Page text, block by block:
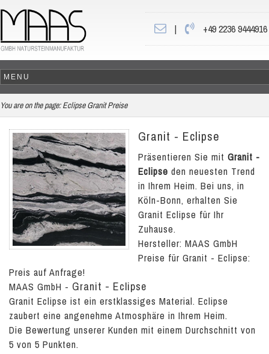
| +49 2236 9444916
You are on the page: Eclipse Granit Preise
Granit - Eclipse
Präsentieren Sie mit Granit -
Eclipse den neuesten Trend
in Ihrem Heim. Bei uns, in
Köln-Bonn, erhalten Sie
Granit Eclipse für Ihr
Zuhause.
Hersteller: MAAS GmbH
Preise für Granit - Eclipse:
Preis auf Anfrage!
MAAS GmbH - Granit - Eclipse
Granit Eclipse ist ein erstklassiges Material. Eclipse
zaubert eine angenehme Atmosphäre in Ihrem Heim.
Die Bewertung unserer Kunden mit einem Durchschnitt von
5 von 5 Punkten.